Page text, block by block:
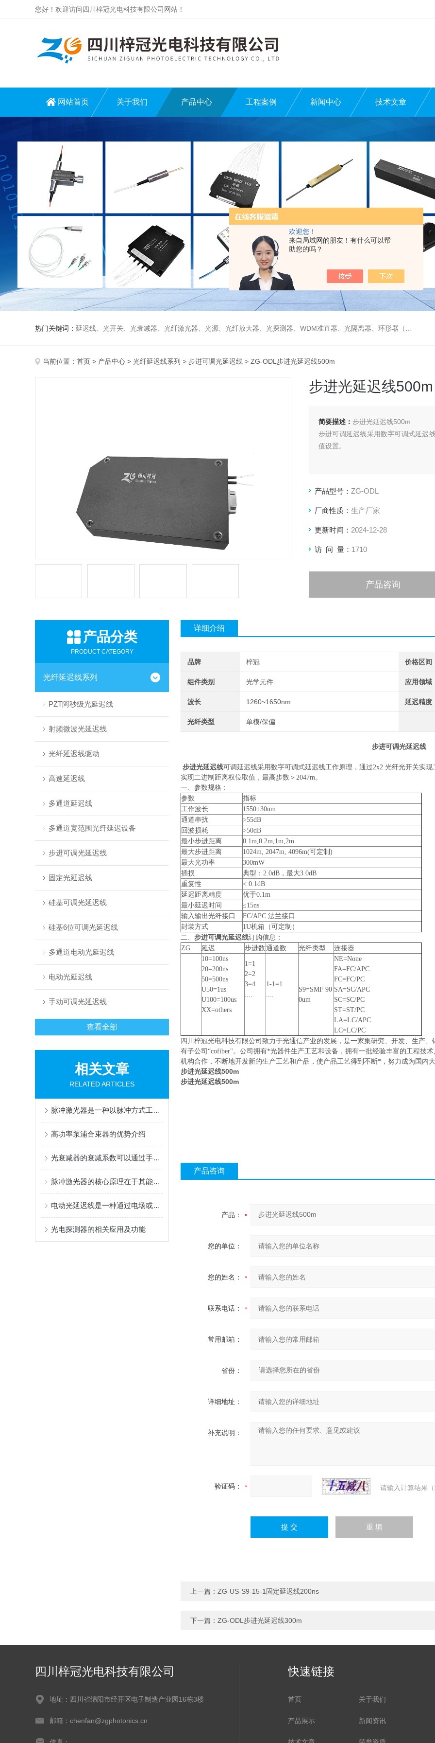
欢迎您！
来自局域网的朋友！有什么可以帮
助您的吗？
您好！欢迎访问四川梓冠光电科技有限公司网站！
网站首页 关于我们 产品中心 工程案例 新闻中心 技术文章
热门关键词： 延迟线、光开关、光衰减器、光纤激光器、光源、光纤放大器、光探测器、WDM准直器、光隔离器、环形器（三端口、四端口）、偏振分束器/合束器、起偏器、耦合器、单纤/双纤准直器、激光准直器、光纤反射镜、光纤旋转器、偏振控制器（三环、挤压式）、光栅、波分复用器（CWDM/DWDM）等
当前位置： 首页 > 产品中心 > 光纤延迟线系列 > 步进可调光延迟线 > ZG-ODL步进光延迟线500m
步进光延迟线500m
简要描述： 步进光延迟线500m
步进可调延迟线采用数字可调式延迟
值设置。
产品型号： ZG-ODL
厂商性质： 生产厂家
更新时间： 2024-12-28
访 问 量： 1710
产品咨询
产品分类
PRODUCT CATEGORY
光纤延迟线系列
PZT阿秒级光延迟线
射频微波光延迟线
光纤延迟线驱动
高速延迟线
多通道延迟线
多通道宽范围光纤延迟设备
步进可调光延迟线
固定光延迟线
硅基可调光延迟线
硅基6位可调光延迟线
多通道电动光延迟线
电动光延迟线
手动可调光延迟线
查看全部
相关文章
RELATED ARTICLES
脉冲激光器是一种以脉冲方式工作的激光装置
高功率泵浦合束器的优势介绍
光衰减器的衰减系数可以通过手动或自动两种方式进行调整
脉冲激光器的核心原理在于其能够产生脉冲式的激光
电动光延迟线是一种通过电场或电机控制调节光信号传输路径或速度的设备
光电探测器的相关应用及功能
详细介绍
品牌 梓冠 价格区间
组件类别 光学元件 应用领域
波长 1260~1650nm 延迟精度
光纤类型 单模/保偏
步进可调光延迟线
步进光延迟线可调延迟线采用数字可调式延迟线工作原理，通过2x2 光纤光开关实现
实现二进制距离权位取值，最高步数＞ 2047m。
一、参数规格：
参数
指标
工作波长
1550±30nm
通道串扰
>55dB
回波损耗
>50dB
最小步进距离
0.1m,0.2m,1m,2m
最大步进距离
1024m, 2047m, 4096m(可定制)
最大光功率
300mW
插损
典型：2.0dB，最大3.0dB
重复性
< 0.1dB
延迟距离精度
优于0.1m
最小延迟时间
≤15ns
输入输出光纤接口
FC/APC 法兰接口
封装方式
1U机箱（可定制）
二、 步进可调光延迟线订购信息：
ZG
延迟 步进数 通道数 光纤类型
连接器
10=100ns
20=200ns
50=500ns
U50=1us
U100=100us
XX=others
1=1
2=2
3=4
....
1-1=1
....
S9=SMF 90
0um
NE=None
FA=FC/APC
FC=FC/PC
SA=SC/APC
SC=SC/PC
ST=ST/PC
LA=LC/APC
LC=LC/PC
四川梓冠光电科技有限公司致力于光通信产业的发展，是一家集研究、开发、生产
有子公司“cofiber"。公司拥有*光器件生产工艺和设备，拥有一批经验丰富的工程技
机构合作，不断地开发新的生产工艺和产品，使产品工艺得到不断*，努力成为国内
步进光延迟线500m
步进光延迟线500m
产品咨询
产品：
您的单位：
您的姓名：
联系电话：
常用邮箱：
省份：
详细地址：
补充说明：
验证码： 请输入计算结果
上一篇： ZG-US-S9-15-1固定延迟线200ns
下一篇： ZG-ODL步进光延迟线300m
四川梓冠光电科技有限公司
地址：四川省绵阳市经开区电子制造产业园16栋3楼
邮箱：chenfan@zgphotonics.cn
快速链接
首页 关于我们
产品展示 新闻资讯